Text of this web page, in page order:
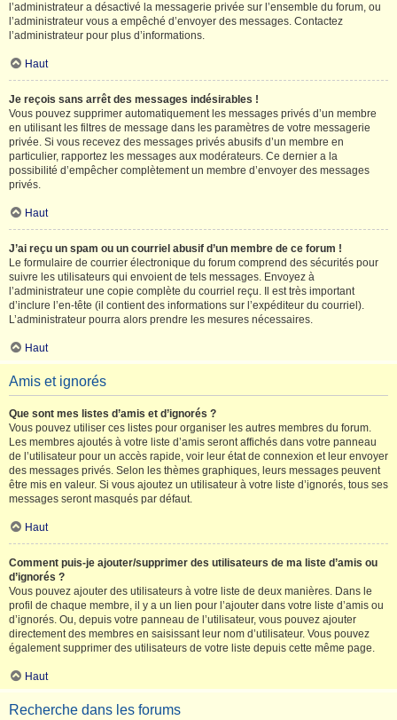
l’administrateur a désactivé la messagerie privée sur l’ensemble du forum, ou
l’administrateur vous a empêché d’envoyer des messages. Contactez
l’administrateur pour plus d’informations.
Haut
Je reçois sans arrêt des messages indésirables !
Vous pouvez supprimer automatiquement les messages privés d’un membre
en utilisant les filtres de message dans les paramètres de votre messagerie
privée. Si vous recevez des messages privés abusifs d’un membre en
particulier, rapportez les messages aux modérateurs. Ce dernier a la
possibilité d’empêcher complètement un membre d’envoyer des messages
privés.
Haut
J’ai reçu un spam ou un courriel abusif d’un membre de ce forum !
Le formulaire de courrier électronique du forum comprend des sécurités pour
suivre les utilisateurs qui envoient de tels messages. Envoyez à
l’administrateur une copie complète du courriel reçu. Il est très important
d’inclure l’en-tête (il contient des informations sur l’expéditeur du courriel).
L’administrateur pourra alors prendre les mesures nécessaires.
Haut
Amis et ignorés
Que sont mes listes d’amis et d’ignorés ?
Vous pouvez utiliser ces listes pour organiser les autres membres du forum.
Les membres ajoutés à votre liste d’amis seront affichés dans votre panneau
de l’utilisateur pour un accès rapide, voir leur état de connexion et leur envoyer
des messages privés. Selon les thèmes graphiques, leurs messages peuvent
être mis en valeur. Si vous ajoutez un utilisateur à votre liste d’ignorés, tous ses
messages seront masqués par défaut.
Haut
Comment puis-je ajouter/supprimer des utilisateurs de ma liste d’amis ou
d’ignorés ?
Vous pouvez ajouter des utilisateurs à votre liste de deux manières. Dans le
profil de chaque membre, il y a un lien pour l’ajouter dans votre liste d’amis ou
d’ignorés. Ou, depuis votre panneau de l’utilisateur, vous pouvez ajouter
directement des membres en saisissant leur nom d’utilisateur. Vous pouvez
également supprimer des utilisateurs de votre liste depuis cette même page.
Haut
Recherche dans les forums